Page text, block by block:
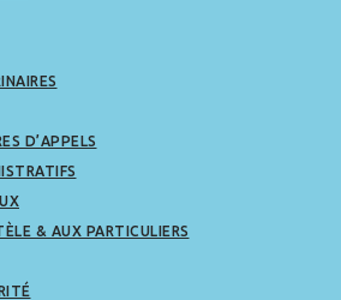
D’APPELS
& AUX PARTICULIERS